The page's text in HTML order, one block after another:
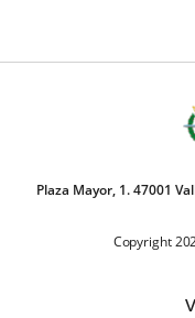
Plaza Mayor, 1. 47001
Copyright